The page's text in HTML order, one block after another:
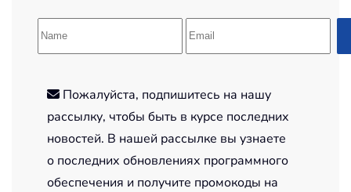
Пожалуйста, подпишитесь на нашу
рассылку, чтобы быть в курсе последних
новостей. В нашей рассылке вы узнаете
о последних обновлениях программного
обеспечения и получите промокоды на